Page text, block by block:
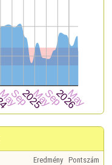
Eredmény Pontszám